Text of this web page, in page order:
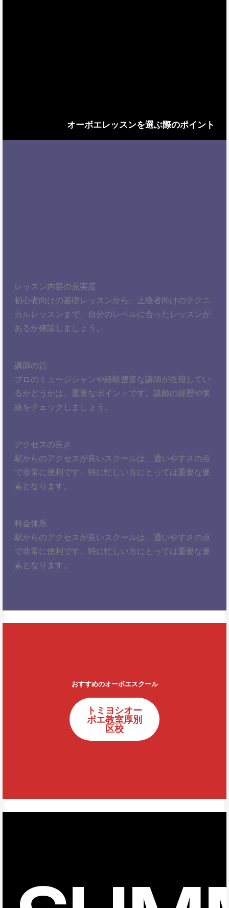
オーボエレッスンを選ぶ際のポイント
レッスン内容の充実度
初心者向けの基礎レッスンから、上級者向けのテクニ
カルレッスンまで、自分のレベルに合ったレッスンが
あるか確認しましょう。
講師の質
プロのミュージシャンや経験豊富な講師が在籍してい
るかどうかは、重要なポイントです。講師の経歴や実
績をチェックしましょう。
アクセスの良さ
駅からのアクセスが良いスクールは、通いやすさの点
で非常に便利です。特に忙しい方にとっては重要な要
素となります。
料金体系
駅からのアクセスが良いスクールは、通いやすさの点
で非常に便利です。特に忙しい方にとっては重要な要
素となります。
おすすめのオーボエスクール
トミヨシオー
ボエ教室厚別
区校